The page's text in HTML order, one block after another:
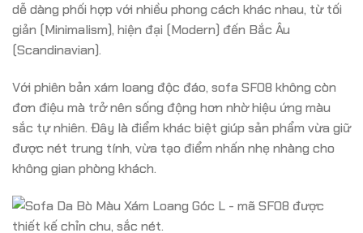
dễ dàng phối hợp với nhiều phong cách khác nhau, từ tối
giản (Minimalism), hiện đại (Modern) đến Bắc Âu
(Scandinavian).
Với phiên bản xám loang độc đáo, sofa SF08 không còn
đơn điệu mà trở nên sống động hơn nhờ hiệu ứng màu
sắc tự nhiên. Đây là điểm khác biệt giúp sản phẩm vừa giữ
được nét trung tính, vừa tạo điểm nhấn nhẹ nhàng cho
không gian phòng khách.